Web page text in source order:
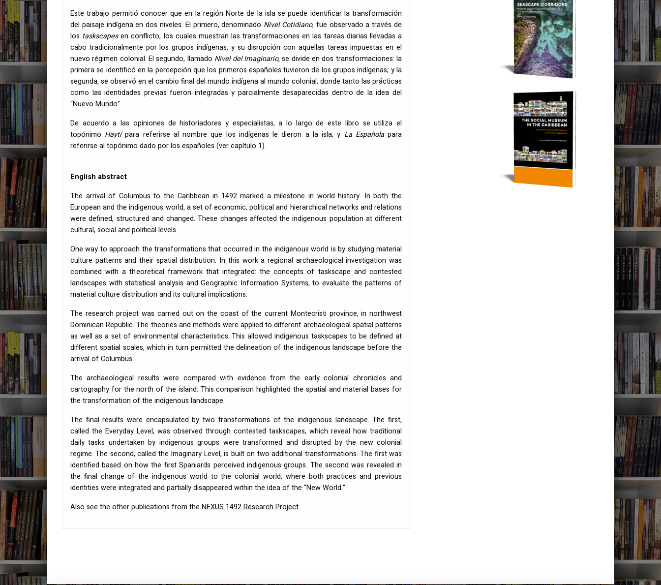
Este trabajo permitió conocer que en la región Norte de la isla se puede identificar la transformación
del paisaje indígena en dos niveles. El primero, denominado Nivel Cotidiano, fue observado a través de
los taskscapesen conflicto, los cuales muestran las transformaciones en las tareas diarias llevadas a
cabo tradicionalmente por los grupos indígenas, y su disrupción con aquellas tareas impuestas en el
nuevo régimen colonial. El segundo, llamado Nivel del Imaginario, se divide en dos transformaciones: la
primera se identificó en la percepción que los primeros españoles tuvieron de los grupos indígenas; y la
segunda, se observó en el cambio final del mundo indígena al mundo colonial, donde tanto las prácticas
como las identidades previas fueron integradas y parcialmente desaparecidas dentro de la idea del
“Nuevo Mundo”.
De acuerdo a las opiniones de historiadores y especialistas, a lo largo de este libro se utiliza el
topónimo Haytípara referirse al nombre que los indígenas le dieron a la isla, y La Españolapara
referirse al topónimo dado por los españoles (ver capítulo 1).
English abstract
The arrival of Columbus to the Caribbean in 1492 marked a milestone in world history. In both the
European and the indigenous world, a set of economic, political and hierarchical networks and relations
were defined, structured and changed. These changes affected the indigenous population at different
cultural, social and political levels.
One way to approach the transformations that occurred in the indigenous world is by studying material
culture patterns and their spatial distribution. In this work a regional archaeological investigation was
combined with a theoretical framework that integrated: the concepts of taskscape and contested
landscapes with statistical analysis and Geographic Information Systems, to evaluate the patterns of
material culture distribution and its cultural implications.
The research project was carried out on the coast of the current Montecristi province, in northwest
Dominican Republic. The theories and methods were applied to different archaeological spatial patterns
as well as a set of environmental characteristics. This allowed indigenous taskscapes to be defined at
different spatial scales, which in turn permitted the delineation of the indigenous landscape before the
arrival of Columbus.
The archaeological results were compared with evidence from the early colonial chronicles and
cartography for the north of the island. This comparison highlighted the spatial and material bases for
the transformation of the indigenous landscape.
The final results were encapsulated by two transformations of the indigenous landscape. The first,
called the Everyday Level, was observed through contested taskscapes, which reveal how traditional
daily tasks undertaken by indigenous groups were transformed and disrupted by the new colonial
regime. The second, called the Imaginary Level, is built on two additional transformations. The first was
identified based on how the first Spaniards perceived indigenous groups. The second was revealed in
the final change of the indigenous world to the colonial world, where both practices and previous
identities were integrated and partially disappeared within the idea of the “New World.”
Also see the other publications from the NEXUS 1492 Research Project